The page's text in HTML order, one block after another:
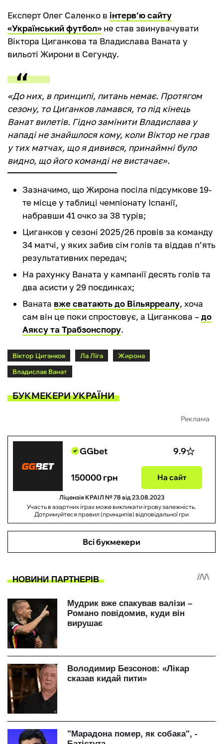
Експерт Олег Саленко в інтерв’ю сайту
«Український футбол» не став звинувачувати
Віктора Циганкова та Владислава Ваната у
вильоті Жирони в Сегунду.
«До них, в принципі, питань немає. Протягом
сезону, то Циганков ламався, то під кінець
Ванат вилетів. Гідно замінити Владислава у
нападі не знайшлося кому, коли Віктор не грав
у тих матчах, що я дивився, принаймні було
видно, що його команді не вистачає».
Зазначимо, що Жирона посіла підсумкове 19-
те місце у таблиці чемпіонату Іспанії,
набравши 41 очко за 38 турів;
Циганков у сезоні 2025/26 провів за команду
34 матчі, у яких забив сім голів та віддав п’ять
результативних передач;
На рахунку Ваната у кампанії десять голів та
два асисти у 29 поєдинках;
Ваната вже сватають до Вільярреалу, хоча
сам він це поки спростовує, а Циганкова –до
Аяксу та Трабзонспору.
Віктор Циганков Ла Ліга
Жирона
Владислав Ванат
БУКМЕКЕРИ УКРАЇНИ
Реклама
GGbet 9.9
150000 грн На сайт
Ліцензія КРАІЛ № 78 від 23.08.2023
Участь в азартних іграх може викликати ігрову залежність.
Дотримуйтеся правил (принципів) відповідальної гри
Всі букмекери